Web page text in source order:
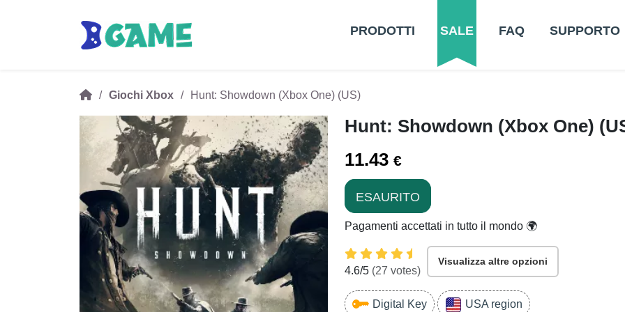
PRODOTTI SALE FAQ SUPPORTO
Giochi Xbox Hunt: Showdown (Xbox One) (US)
Hunt: Showdown (Xbox One)
11.43 €
ESAURITO
Pagamenti accettati in tutto il mondo 🌍
4.6/5 (27 votes)
Visualizza altre opzioni
Digital Key USA region